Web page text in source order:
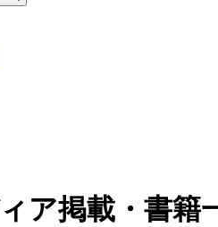
ア掲載・書籍